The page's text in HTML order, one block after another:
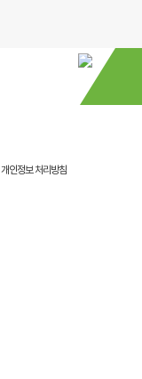
개인정보 처리방침